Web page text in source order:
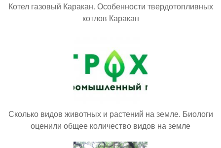
Котел газовый Каракан. Особенности твердотопливных
котлов Каракан
Сколько видов животных и растений на земле. Биологи
оценили общее количество видов на земле